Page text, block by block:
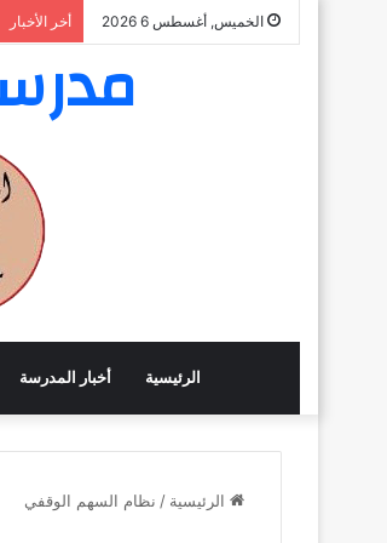
الخميس, أغسطس 6 2026 أخر الأخبار
الرئيسية أخبار المدرسة
الرئيسية / نظام السهم الوقفي